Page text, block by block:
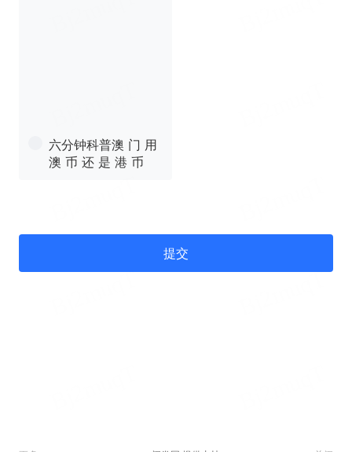
六分钟科普澳 门 用
澳 币 还 是 港 币
提交